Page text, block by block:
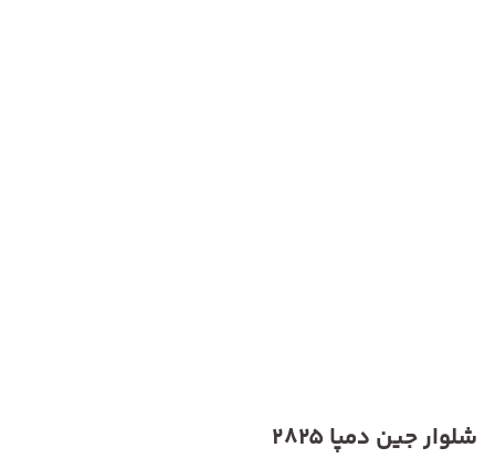
شلوار جین دمپا 2825